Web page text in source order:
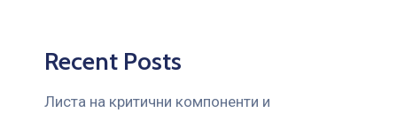
Recent Posts
Листа на критични компоненти и